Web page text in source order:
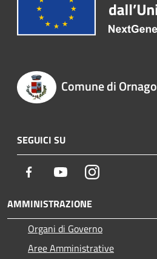
Comune di Ornago
SEGUICI SU
Facebook YoutubeInstagram
AMMINISTRAZIONE
Organi di Governo
Aree Amministrative